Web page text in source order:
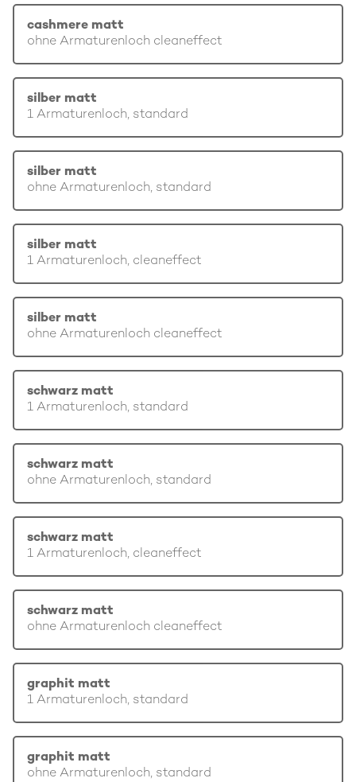
cashmere matt
ohne Armaturenloch cleaneffect
silber matt
1 Armaturenloch, standard
silber matt
ohne Armaturenloch, standard
silber matt
1 Armaturenloch, cleaneffect
silber matt
ohne Armaturenloch cleaneffect
schwarz matt
1 Armaturenloch, standard
schwarz matt
ohne Armaturenloch, standard
schwarz matt
1 Armaturenloch, cleaneffect
schwarz matt
ohne Armaturenloch cleaneffect
graphit matt
1 Armaturenloch, standard
graphit matt
ohne Armaturenloch, standard